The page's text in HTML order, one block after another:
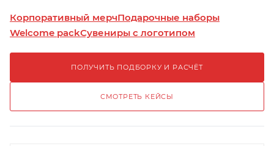
Корпоративный мерчПодарочные наборы
Welcome packСувениры с логотипом
ПОЛУЧИТЬ ПОДБОРКУ И РАСЧЁТ
СМОТРЕТЬ КЕЙСЫ